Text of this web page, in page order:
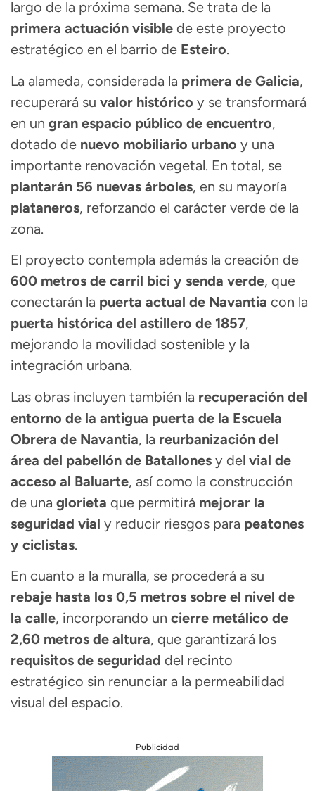
largo de la próxima semana. Se trata de la
primera actuación visible de este proyecto
estratégico en el barrio de Esteiro.
La alameda, considerada la primera de Galicia,
recuperará su valor histórico y se transformará
en un gran espacio público de encuentro,
dotado de nuevo mobiliario urbano y una
importante renovación vegetal. En total, se
plantarán 56 nuevas árboles, en su mayoría
plataneros, reforzando el carácter verde de la
zona.
El proyecto contempla además la creación de
600 metros de carril bici y senda verde, que
conectarán la puerta actual de Navantia con la
puerta histórica del astillero de 1857,
mejorando la movilidad sostenible y la
integración urbana.
Las obras incluyen también la recuperación del
entorno de la antigua puerta de la Escuela
Obrera de Navantia, la reurbanización del
área del pabellón de Batallones y del vial de
acceso al Baluarte, así como la construcción
de una glorieta que permitirá mejorar la
seguridad vial y reducir riesgos para peatones
y ciclistas.
En cuanto a la muralla, se procederá a su
rebaje hasta los 0,5 metros sobre el nivel de
la calle, incorporando un cierre metálico de
2,60 metros de altura, que garantizará los
requisitos de seguridad del recinto
estratégico sin renunciar a la permeabilidad
visual del espacio.
Publicidad